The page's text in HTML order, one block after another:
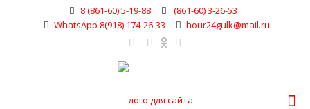
8 (861-60) 5-19-88
(861-60) 3-26-53
WhatsApp 8(918) 174-26-33
hour24gulk@mail.ru